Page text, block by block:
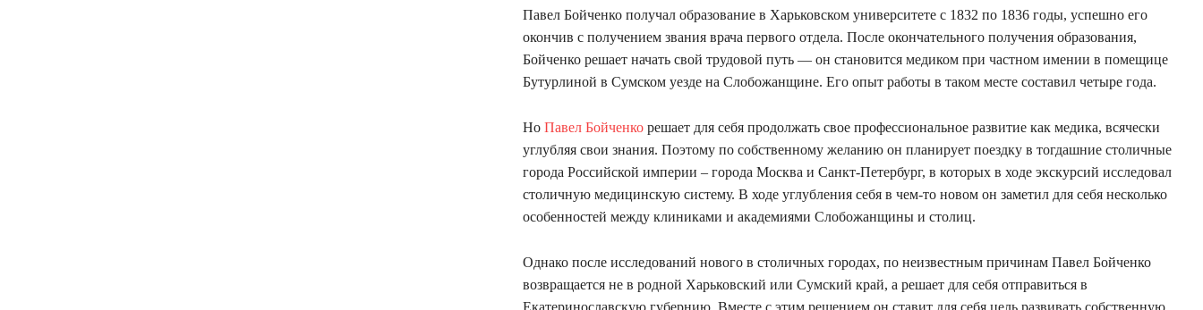
Павел Бойченко получал образование в Харьковском университете с 1832 по 1836 годы, успешно его
окончив с получением звания врача первого отдела. После окончательного получения образования,
Бойченко решает начать свой трудовой путь — он становится медиком при частном имении в помещице
Бутурлиной в Сумском уезде на Слобожанщине. Его опыт работы в таком месте составил четыре года.
Но Павел Бойченко решает для себя продолжать свое профессиональное развитие как медика, всячески
углубляя свои знания. Поэтому по собственному желанию он планирует поездку в тогдашние столичные
города Российской империи – города Москва и Санкт-Петербург, в которых в ходе экскурсий исследовал
столичную медицинскую систему. В ходе углубления себя в чем-то новом он заметил для себя несколько
особенностей между клиниками и академиями Слобожанщины и столиц.
Однако после исследований нового в столичных городах, по неизвестным причинам Павел Бойченко
возвращается не в родной Харьковский или Сумский край, а решает для себя отправиться в